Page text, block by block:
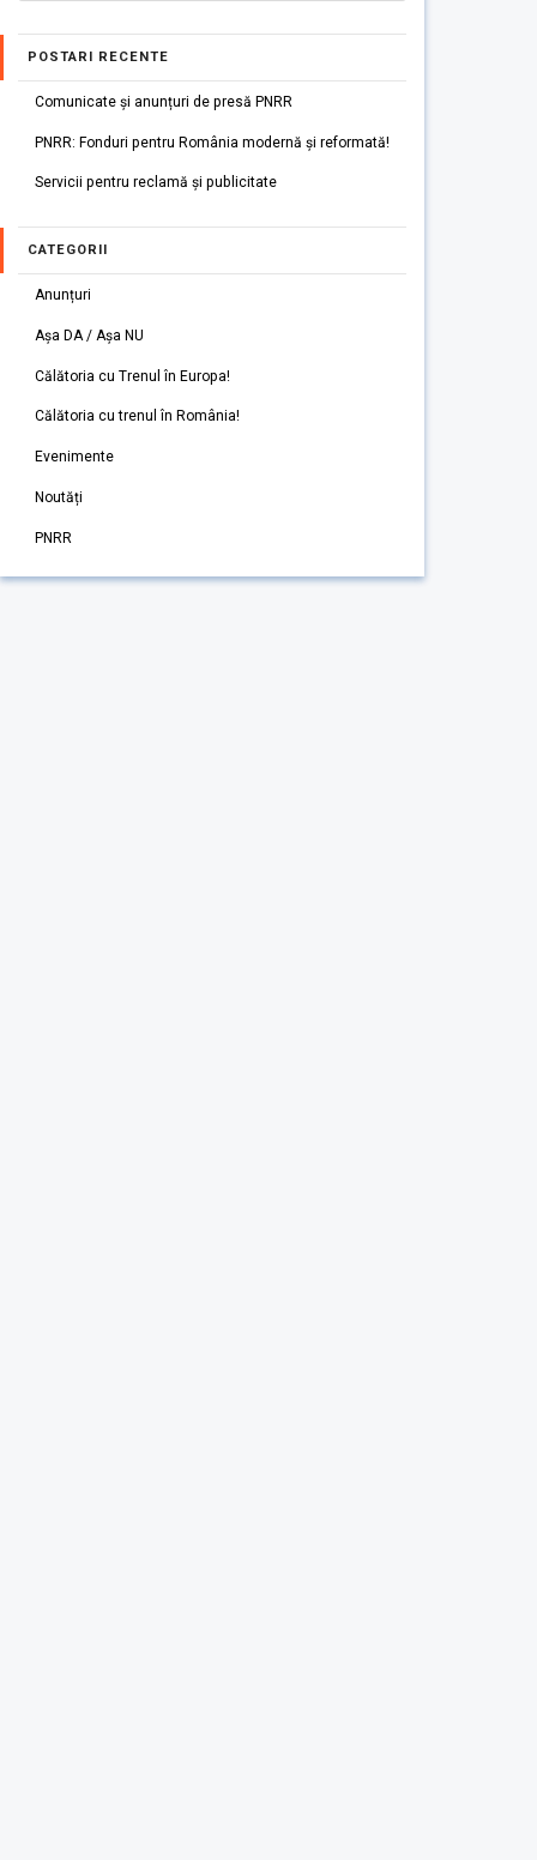
POSTARI RECENTE
Comunicate și anunțuri de presă PNRR
PNRR: Fonduri pentru România modernă și reformată!
Servicii pentru reclamă și publicitate
CATEGORII
Anunțuri
Așa DA / Așa NU
Călătoria cu Trenul în Europa!
Călătoria cu trenul în România!
Evenimente
Noutăți
PNRR